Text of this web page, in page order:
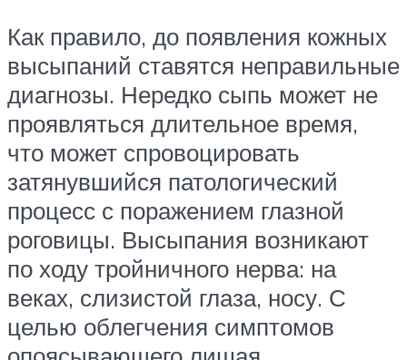
Как правило, до появления кожных
высыпаний ставятся неправильные
диагнозы. Нередко сыпь может не
проявляться длительное время,
что может спровоцировать
затянувшийся патологический
процесс с поражением глазной
роговицы. Высыпания возникают
по ходу тройничного нерва: на
веках, слизистой глаза, носу. С
целью облегчения симптомов